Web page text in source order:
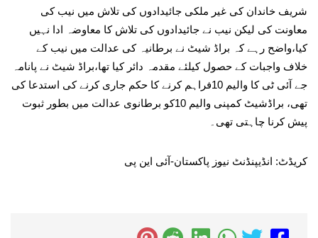
شریف خاندان کی غیر ملکی جائیدادوں کی تلاش میں نیب کی
معاونت کی لیکن نیب نے جائیدادوں کی تلاش کا معاوضہ ادا نہیں
کیا،واضح رہے کہ براڈ شیٹ نے برطانیہ کی عدالت میں نیب کے
خلاف واجبات کے حصول کیلئے مقدمہ دائر کیا تھا،براڈ شیٹ نے پانامہ
جے آئی ٹی کا والیم 10فراہم کرنے کا حکم جاری کرنے کی استدعا کی
تھی، براڈشیٹ کمپنی والیم 10کو برطانوی عدالت میں بطور ثبوت
پیش کرنا چاہتی تھی۔
کریڈٹ: انڈیپنڈنٹ نیوز پاکستان-آئی این پی